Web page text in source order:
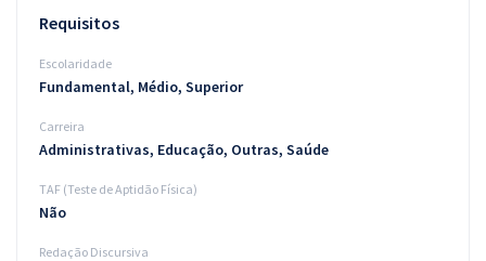
Requisitos
Escolaridade
Fundamental, Médio, Superior
Carreira
Administrativas, Educação, Outras, Saúde
TAF (Teste de Aptidão Física)
Não
Redação Discursiva